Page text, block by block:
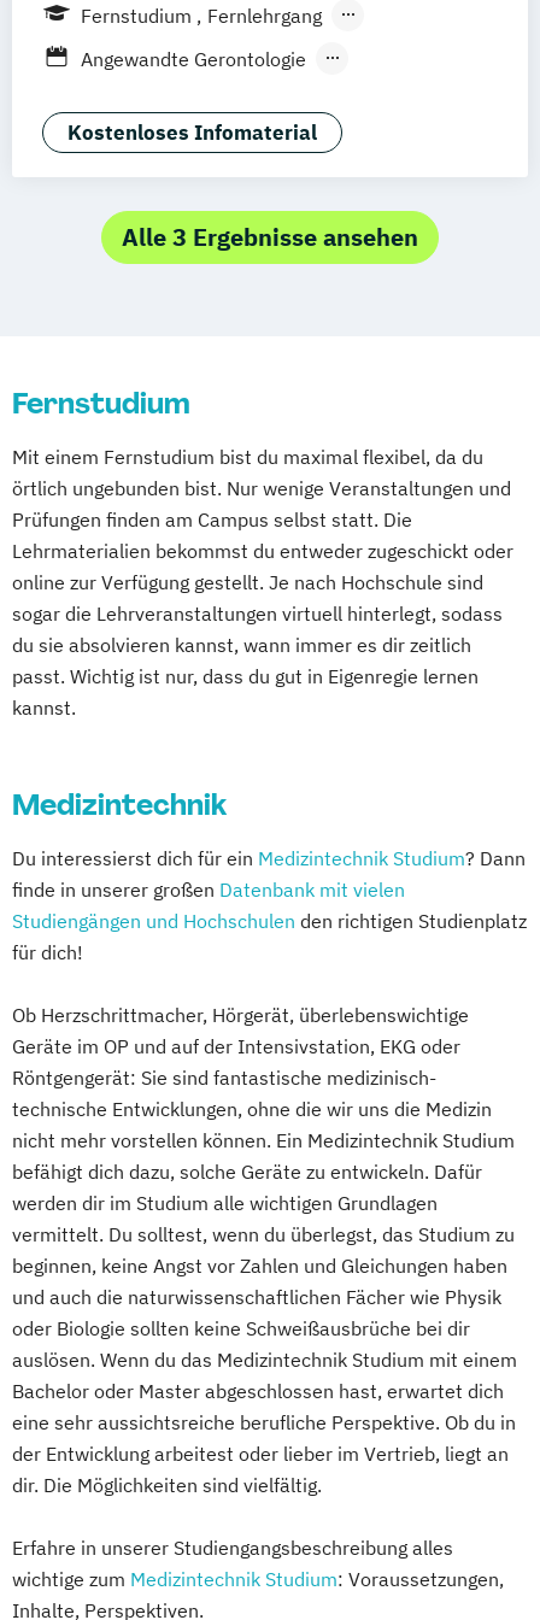
Abendstudium
technologie
Lernpsychologie und integrative
Lerntherapie
Management im Gesundheitswesen
Pflege
Pharmamanagement und -technologie
Therapiewissenschaften - Logopädie
Therapiewissenschaften - Physiotherapie
Köln
Göttingen Leipzig
Fernstudium
Fernlehrgang
Berufsbegleitender Präsenzlehrgang
Angewandte Gerontologie
Berufspädagogik
Betriebliche*r Gesundheitsmanager*in
Ernährungsberatung
Ernährungswissenschaften
Health Management
Gesundheitsförderung
Pflegemanagement Psychologie
Public Health Soziale Arbeit
Sozialmanagement
Sportpsychologie
Kostenloses Infomaterial
Alle 3 Ergebnisse ansehen
Fernstudium
Mit einem Fernstudium bist du maximal flexibel, da du
örtlich ungebunden bist. Nur wenige Veranstaltungen und
Prüfungen finden am Campus selbst statt. Die
Lehrmaterialien bekommst du entweder zugeschickt oder
online zur Verfügung gestellt. Je nach Hochschule sind
sogar die Lehrveranstaltungen virtuell hinterlegt, sodass
du sie absolvieren kannst, wann immer es dir zeitlich
passt. Wichtig ist nur, dass du gut in Eigenregie lernen
kannst.
Medizintechnik
Du interessierst dich für ein Medizintechnik Studium? Dann
finde in unserer großen Datenbank mit vielen
Studiengängen und Hochschulen den richtigen Studienplatz
für dich!
Ob Herzschrittmacher, Hörgerät, überlebenswichtige
Geräte im OP und auf der Intensivstation, EKG oder
Röntgengerät: Sie sind fantastische medizinisch-
technische Entwicklungen, ohne die wir uns die Medizin
nicht mehr vorstellen können. Ein Medizintechnik Studium
befähigt dich dazu, solche Geräte zu entwickeln. Dafür
werden dir im Studium alle wichtigen Grundlagen
vermittelt. Du solltest, wenn du überlegst, das Studium zu
beginnen, keine Angst vor Zahlen und Gleichungen haben
und auch die naturwissenschaftlichen Fächer wie Physik
oder Biologie sollten keine Schweißausbrüche bei dir
auslösen. Wenn du das Medizintechnik Studium mit einem
Bachelor oder Master abgeschlossen hast, erwartet dich
eine sehr aussichtsreiche berufliche Perspektive. Ob du in
der Entwicklung arbeitest oder lieber im Vertrieb, liegt an
dir. Die Möglichkeiten sind vielfältig.
Erfahre in unserer Studiengangsbeschreibung alles
wichtige zum Medizintechnik Studium: Voraussetzungen,
Inhalte, Perspektiven.